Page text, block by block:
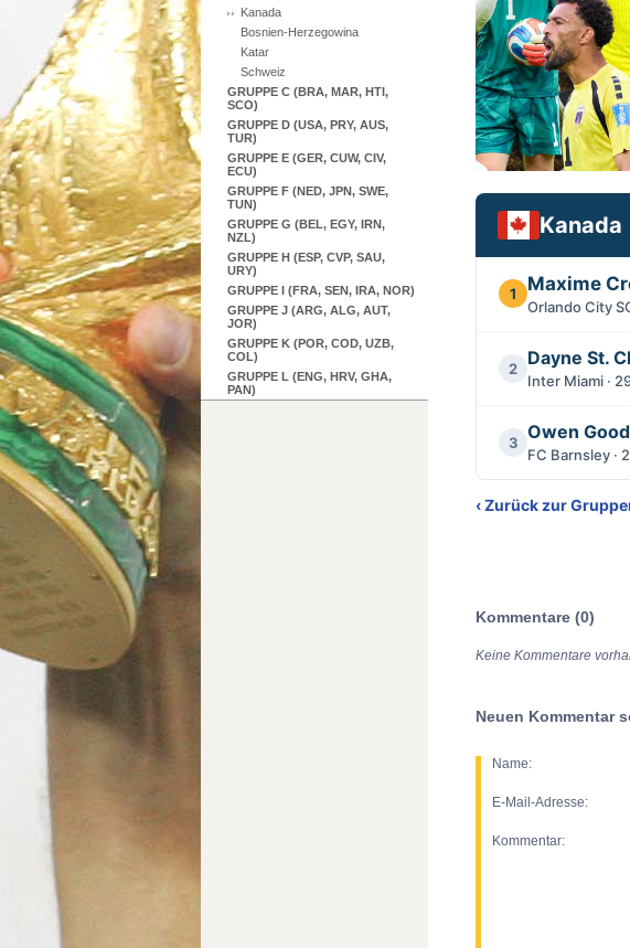
Kanada
Bosnien-Herzegowina
Katar
Schweiz
GRUPPE C (BRA, MAR, HTI,
SCO)
GRUPPE D (USA, PRY, AUS,
TUR)
GRUPPE E (GER, CUW, CIV,
ECU)
GRUPPE F (NED, JPN, SWE,
TUN)
GRUPPE G (BEL, EGY, IRN,
NZL)
GRUPPE H (ESP, CVP, SAU,
URY)
GRUPPE I (FRA, SEN, IRA, NOR)
GRUPPE J (ARG, ALG, AUT,
JOR)
GRUPPE K (POR, COD, UZB,
COL)
GRUPPE L (ENG, HRV, GHA,
PAN)
Kanada
1 Maxime
Orlando City
2 Dayne St.
Inter Miami ·
3 Owen
FC Barnsley ·
‹ Zurück zur
Kommentare (0)
Keine Kommentare
Neuen Kommentar
Name:
E-Mail-Adresse:
Kommentar: